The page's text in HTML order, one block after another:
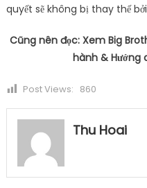
quyết sẽ không bị thay thế
Cũng nên đọc: Xem Big
hành & Hướng
Post Views: 860
Thu Hoai